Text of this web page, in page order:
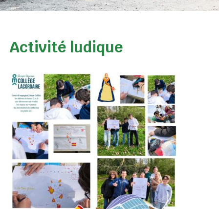
Collège Prive
Activité ludique